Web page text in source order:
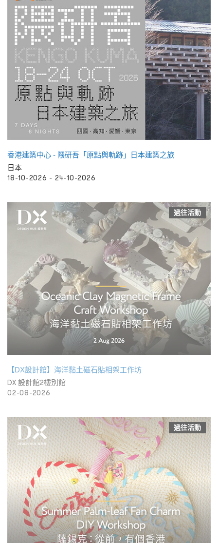
香港建築中心 - 隈研吾「原點與軌跡」日本建築之旅
日本
18-10-2026 - 24-10-2026
過往活動
【DX設計館】海洋黏土磁石貼相架工作坊
DX 設計館2樓別館
02-08-2026
過往活動